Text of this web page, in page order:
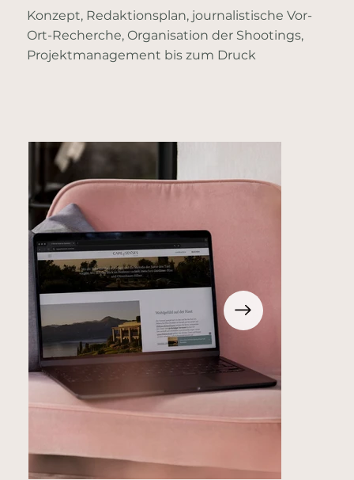
Konzept, Redaktionsplan, journalistische Vor-
Ort-Recherche, Organisation der Shootings,
Projektmanagement bis zum Druck